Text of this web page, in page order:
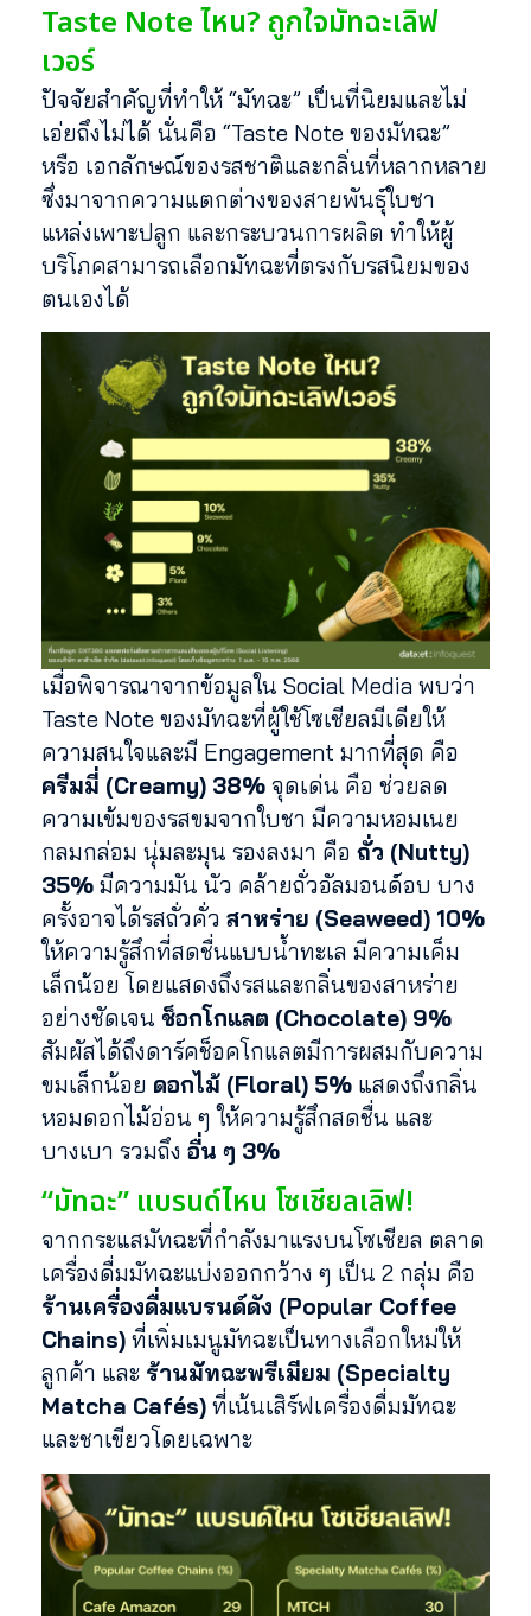
Taste Note ไหน? ถูกใจมัทฉะเลิฟ
เวอร์
ปัจจัยสำคัญที่ทำให้ “มัทฉะ” เป็นที่นิยมและไม่
เอ่ยถึงไม่ได้ นั่นคือ “Taste Note ของมัทฉะ”
หรือ เอกลักษณ์ของรสชาติและกลิ่นที่หลากหลาย
ซึ่งมาจากความแตกต่างของสายพันธุ์ใบชา
แหล่งเพาะปลูก และกระบวนการผลิต ทำให้ผู้
บริโภคสามารถเลือกมัทฉะที่ตรงกับรสนิยมของ
ตนเองได้
เมื่อพิจารณาจากข้อมูลใน Social Media พบว่า
Taste Note ของมัทฉะที่ผู้ใช้โซเชียลมีเดียให้
ความสนใจและมี Engagement มากที่สุด คือ
ครีมมี่ (Creamy) 38% จุดเด่น คือ ช่วยลด
ความเข้มของรสขมจากใบชา มีความหอมเนย
กลมกล่อม นุ่มละมุน รองลงมา คือ ถั่ว (Nutty)
35% มีความมัน นัว คล้ายถั่วอัลมอนด์อบ บาง
ครั้งอาจได้รสถั่วคั่ว สาหร่าย (Seaweed) 10%
ให้ความรู้สึกที่สดชื่นแบบน้ำทะเล มีความเค็ม
เล็กน้อย โดยแสดงถึงรสและกลิ่นของสาหร่าย
อย่างชัดเจน ช็อกโกแลต (Chocolate) 9%
สัมผัสได้ถึงดาร์คช็อคโกแลตมีการผสมกับความ
ขมเล็กน้อย ดอกไม้ (Floral) 5% แสดงถึงกลิ่น
หอมดอกไม้อ่อน ๆ ให้ความรู้สึกสดชื่น และ
บางเบา รวมถึง อื่น ๆ 3%
“มัทฉะ” แบรนด์ไหน โซเชียลเลิฟ!
จากกระแสมัทฉะที่กำลังมาแรงบนโซเชียล ตลาด
เครื่องดื่มมัทฉะแบ่งออกกว้าง ๆ เป็น 2 กลุ่ม คือ
ร้านเครื่องดื่มแบรนด์ดัง (Popular Coffee
Chains) ที่เพิ่มเมนูมัทฉะเป็นทางเลือกใหม่ให้
ลูกค้า และ ร้านมัทฉะพรีเมียม (Specialty
Matcha Cafés) ที่เน้นเสิร์ฟเครื่องดื่มมัทฉะ
และชาเขียวโดยเฉพาะ